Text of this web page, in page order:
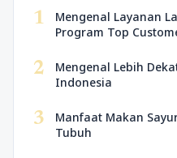
1
Mengenal Layanan
Program Top
2
Mengenal Lebih
Indonesia
3
Manfaat Makan
Tubuh